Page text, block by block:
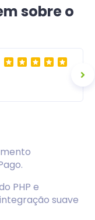
sobre o
PHP e
suave